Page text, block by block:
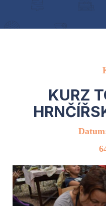
KURZ